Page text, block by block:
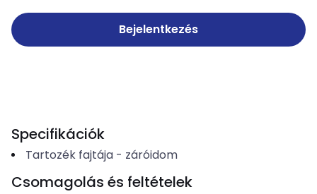
Bejelentkezés
Specifikációk
Tartozék fajtája- záróidom
Csomagolás és feltételek